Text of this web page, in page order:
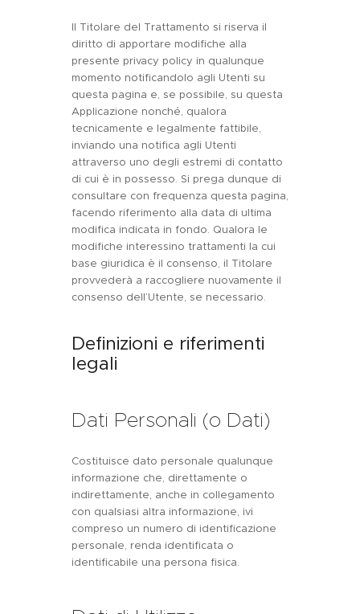
Il Titolare del Trattamento si riserva il
diritto di apportare modifiche alla
presente privacy policy in qualunque
momento notificandolo agli Utenti su
questa pagina e, se possibile, su questa
Applicazione nonché, qualora
tecnicamente e legalmente fattibile,
inviando una notifica agli Utenti
attraverso uno degli estremi di contatto
di cui è in possesso. Si prega dunque di
consultare con frequenza questa pagina,
facendo riferimento alla data di ultima
modifica indicata in fondo. Qualora le
modifiche interessino trattamenti la cui
base giuridica è il consenso, il Titolare
provvederà a raccogliere nuovamente il
consenso dell’Utente, se necessario.
Definizioni e riferimenti
legali
Dati Personali (o Dati)
Costituisce dato personale qualunque
informazione che, direttamente o
indirettamente, anche in collegamento
con qualsiasi altra informazione, ivi
compreso un numero di identificazione
personale, renda identificata o
identificabile una persona fisica.